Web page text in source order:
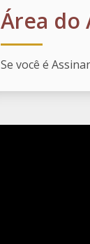
Área do
Se você é